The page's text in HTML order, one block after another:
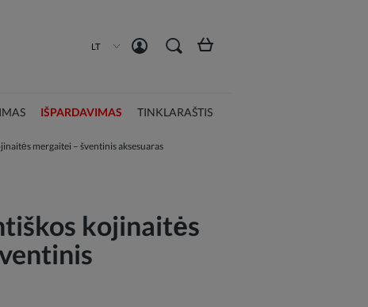
LT
IŠPARDAVIMAS TINKLARAŠTIS
mergaitei – šventinis aksesuaras
kojinaitės